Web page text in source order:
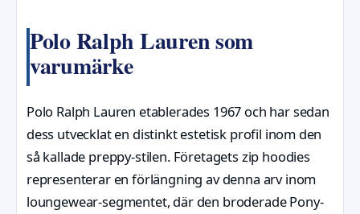
Polo Ralph Lauren som
varumärke
Polo Ralph Lauren etablerades 1967 och har sedan
dess utvecklat en distinkt estetisk profil inom den
så kallade preppy-stilen. Företagets zip hoodies
representerar en förlängning av denna arv inom
loungewear-segmentet, där den broderade Pony-